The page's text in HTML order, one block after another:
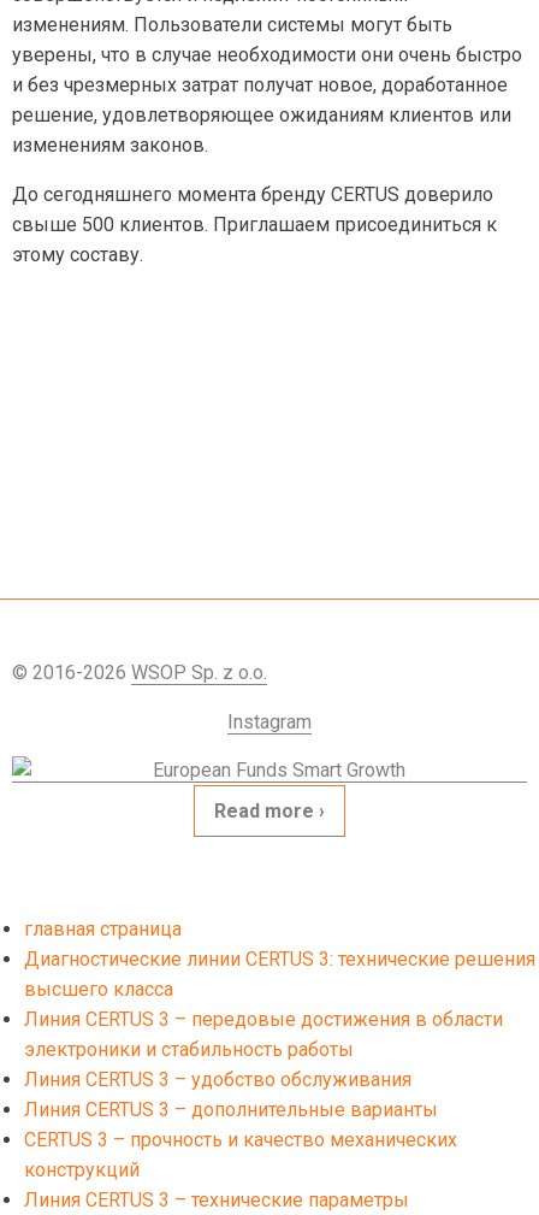
изменениям. Пользователи системы могут быть
уверены, что в случае необходимости они очень быстро
и без чрезмерных затрат получат новое, доработанное
решение, удовлетворяющее ожиданиям клиентов или
изменениям законов.
До сегодняшнего момента бренду CERTUS доверило
свыше 500 клиентов. Приглашаем присоединиться к
этому составу.
© 2016-2026 WSOP Sp. z o.o.
Instagram
Read more
главная страница
Диагностические линии CERTUS 3: технические решения
высшего класса
Линия CERTUS 3 – передовые достижения в области
электроники и стабильность работы
Линия CERTUS 3 – удобство обслуживания
Линия CERTUS 3 – дополнительные варианты
CERTUS 3 – прочность и качество механических
конструкций
Линия CERTUS 3 – технические параметры